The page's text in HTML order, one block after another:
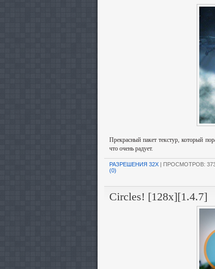
Прекрасный пакет текстур, который
что очень радует.
РАЗРЕШЕНИЯ 32X | ПРОСМОТРОВ:
(0)
Circles! [128x][1.4.7]